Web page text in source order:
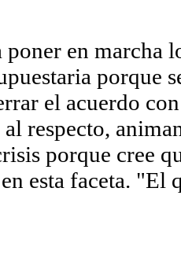
poner en marcha
porque
el acuerdo
respecto,
porque cree
esta faceta. "El